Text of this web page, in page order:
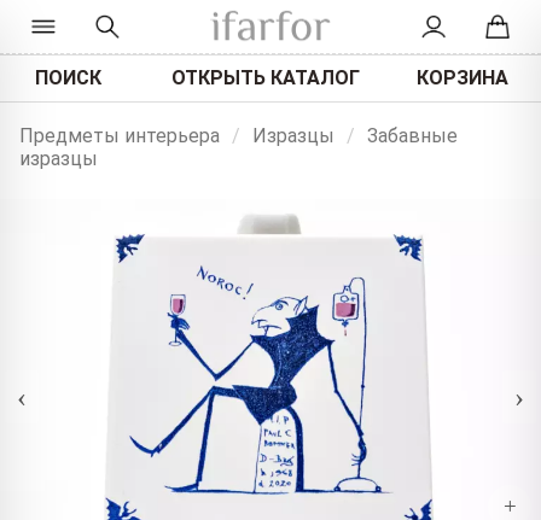
ПОИСК ОТКРЫТЬ КАТАЛОГ КОРЗИНА
Предметы интерьера / Изразцы / Забавные
изразцы
‹ ›
+